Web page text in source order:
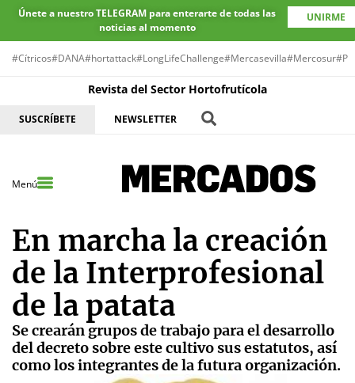
Únete a nuestro TELEGRAM para enterarte de todas las
noticias al momento
UNIRME
#Cítricos#DANA#hortattack#LongLifeChallenge#Mercasevilla#Mercosur
Revista del Sector Hortofrutícola
SUSCRÍBETE NEWSLETTER
Menú
En marcha la creación
de la Interprofesional
de la patata
Se crearán grupos de trabajo para el desarrollo
del decreto sobre este cultivo sus estatutos, así
como los integrantes de la futura organización.